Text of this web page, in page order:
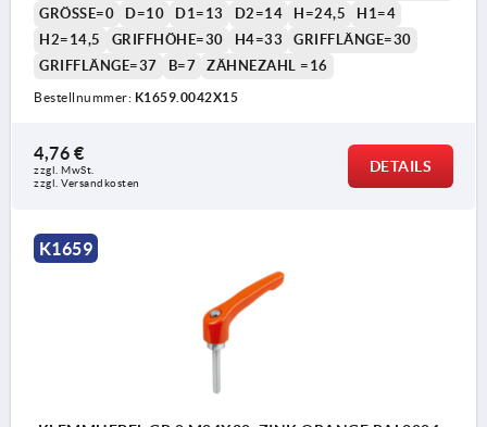
GRÖSSE=0
D=10 D1=13 D2=14 H=24,5
H1=4
H2=14,5
GRIFFHÖHE=30 H4=33
GRIFFLÄNGE=30
GRIFFLÄNGE=37
B=7 ZÄHNEZAHL =16
Bestellnummer: K1659.0042X15
4,76 €
zzgl. MwSt.
zzgl. Versandkosten
DETAILS
K1659